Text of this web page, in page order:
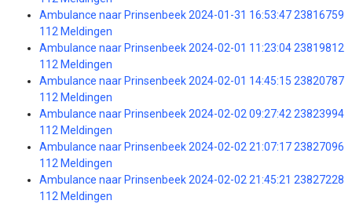
Ambulance naar Prinsenbeek 2024-01-31 16:53:47 23816759
112 Meldingen
Ambulance naar Prinsenbeek 2024-02-01 11:23:04 23819812
112 Meldingen
Ambulance naar Prinsenbeek 2024-02-01 14:45:15 23820787
112 Meldingen
Ambulance naar Prinsenbeek 2024-02-02 09:27:42 23823994
112 Meldingen
Ambulance naar Prinsenbeek 2024-02-02 21:07:17 23827096
112 Meldingen
Ambulance naar Prinsenbeek 2024-02-02 21:45:21 23827228
112 Meldingen